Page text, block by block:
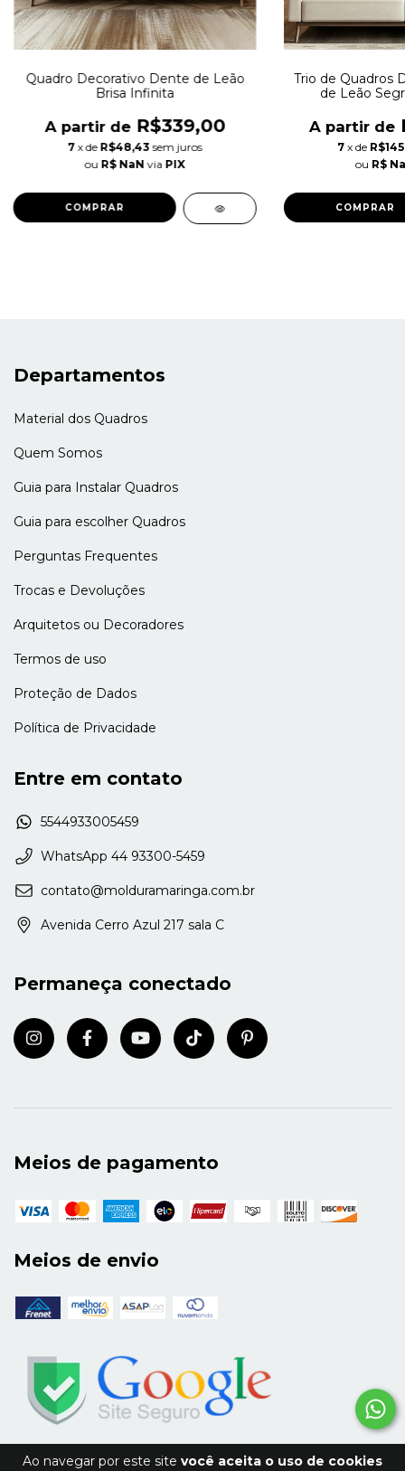
Ao navegar por este site você aceita o uso de cookies
Quadro Decorativo Dente de Leão
Brisa Infinita
A partir deR$339,00
7 x de R$48,43 sem juros
ou R$ NaN via PIX
COMPRAR
Trio de Quadros
de Leão
A partir de
7 x de
ou R$
COMPRAR
Departamentos
Material dos Quadros
Quem Somos
Guia para Instalar Quadros
Guia para escolher Quadros
Perguntas Frequentes
Trocas e Devoluções
Arquitetos ou Decoradores
Termos de uso
Proteção de Dados
Política de Privacidade
Entre em contato
5544933005459
WhatsApp 44 93300-5459
contato@molduramaringa.com.br
Avenida Cerro Azul 217 sala C
Permaneça conectado
Meios de pagamento
Meios de envio